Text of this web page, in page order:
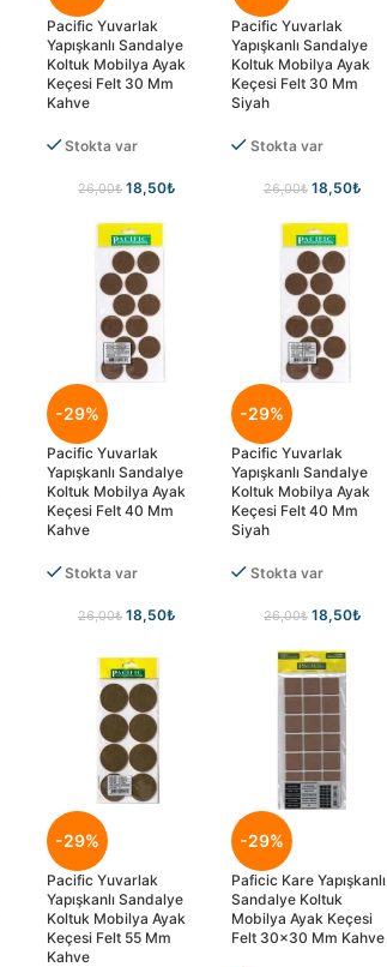
Pacific Yuvarlak
Yapışkanlı Sandalye
Koltuk Mobilya Ayak
Keçesi Felt 30 Mm
Kahve
Stokta var
26,00₺ 18,50₺
Pacific Yuvarlak
Yapışkanlı Sandalye
Koltuk Mobilya Ayak
Keçesi Felt 30 Mm
Siyah
Stokta var
26,00₺ 18,50₺
-29%
Pacific Yuvarlak
Yapışkanlı Sandalye
Koltuk Mobilya Ayak
Keçesi Felt 40 Mm
Kahve
Stokta var
26,00₺ 18,50₺
-29%
Pacific Yuvarlak
Yapışkanlı Sandalye
Koltuk Mobilya Ayak
Keçesi Felt 40 Mm
Siyah
Stokta var
26,00₺ 18,50₺
-29%
Pacific Yuvarlak
Yapışkanlı Sandalye
Koltuk Mobilya Ayak
Keçesi Felt 55 Mm
Kahve
-29%
Paficic Kare Yapışkanlı
Sandalye Koltuk
Mobilya Ayak Keçesi
Felt 30×30 Mm Kahve